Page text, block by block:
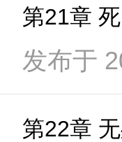
第21章 死
发布于
第22章